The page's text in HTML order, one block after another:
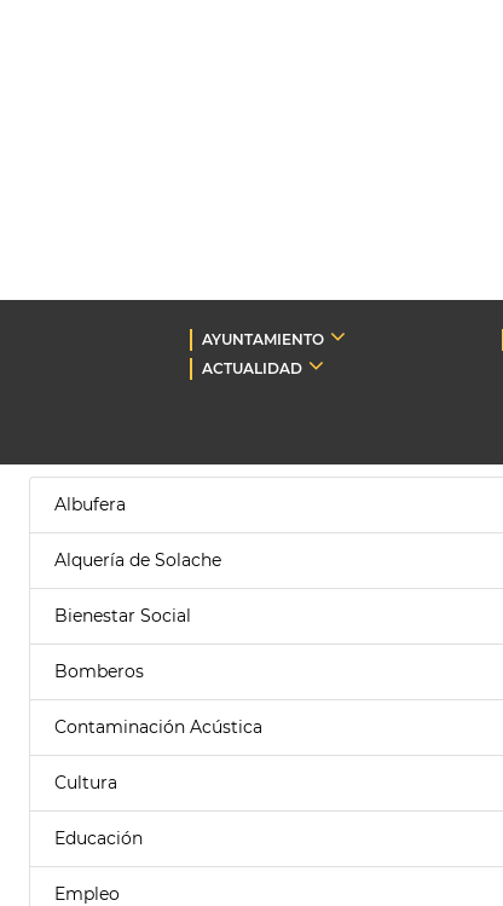
AYUNTAMIENTO
ACTUALIDAD
Albufera
Alquería de Solache
Bienestar Social
Bomberos
Contaminación Acústica
Cultura
Educación
Empleo